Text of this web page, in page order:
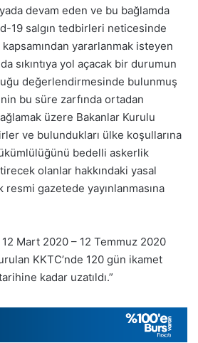
devam eden ve bu bağlamda
19 salgın tedbirleri neticesinde
yararlanmak isteyen
sıkıntıya yol açacak bir durumun
değerlendirmesinde bulunmuş
bu süre zarfında ortadan
üzere Bakanlar Kurulu
ve bulundukları ülke koşullarına
bedelli askerlik
olanlar hakkındaki yasal
gazetede yayınlanmasına
Mart 2020 – 12 Temmuz 2020
KKTC’nde 120 gün ikamet
kadar uzatıldı.”